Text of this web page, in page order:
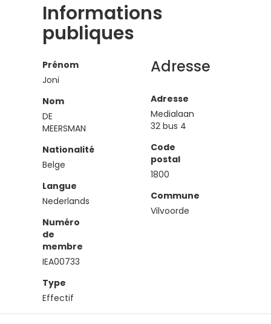
Informations
publiques
Prénom
Joni
Nom
DE
MEERSMAN
Nationalité
Belge
Langue
Nederlands
Numéro
de
membre
IEA00733
Type
Effectif
Adresse
Adresse
Medialaan
32 bus 4
Code
postal
1800
Commune
Vilvoorde